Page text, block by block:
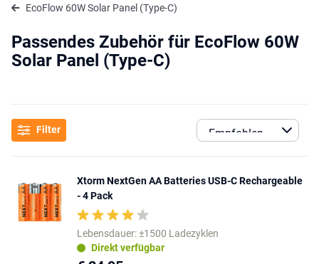
EcoFlow 60W Solar Panel (Type-C)
Passendes Zubehör für EcoFlow 60W
Solar Panel (Type-C)
Filter
Xtorm NextGen AA Batteries USB-C Rechargeable
- 4 Pack
Lebensdauer: ±1500 Ladezyklen
Direkt verfügbar